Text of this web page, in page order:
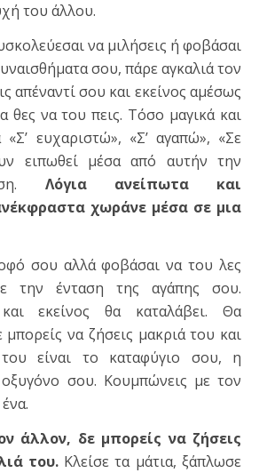
του άλλου.
να μιλήσεις ή φοβάσαι
σου, πάρε αγκαλιά τον
απέναντί σου και εκείνος αμέσως
θες να του πεις. Τόσο μαγικά και
ευχαριστώ», «Σ’ αγαπώ», «Σε
ειπωθεί μέσα από αυτήν την
Λόγια ανείπωτα και
χωράνε μέσα σε μια
σου αλλά φοβάσαι να του λες
την ένταση της αγάπης σου.
εκείνος θα καταλάβει. Θα
να ζήσεις μακριά του και
είναι το καταφύγιο σου, η
σου. Κουμπώνεις με τον
άλλον, δε μπορείς να ζήσεις
του.Κλείσε τα μάτια, ξάπλωσε